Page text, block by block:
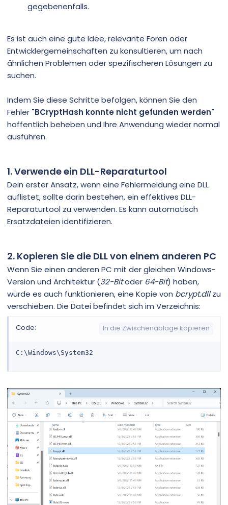
gegebenenfalls.
Es ist auch eine gute Idee, relevante Foren oder
Entwicklergemeinschaften zu konsultieren, um nach
ähnlichen Problemen oder spezifischeren Lösungen zu
suchen.
Indem Sie diese Schritte befolgen, können Sie den
Fehler "BCryptHash konnte nicht gefunden werden"
hoffentlich beheben und Ihre Anwendung wieder normal
ausführen.
1. Verwende ein DLL-Reparaturtool
Dein erster Ansatz, wenn eine Fehlermeldung eine DLL
auflistet, sollte darin bestehen, ein effektives DLL-
Reparaturtool zu verwenden. Es kann automatisch
Ersatzdateien identifizieren.
2. Kopieren Sie die DLL von einem anderen PC
Wenn Sie einen anderen PC mit der gleichen Windows-
Version und Architektur (32-Bitoder 64-Bit) haben,
würde es auch funktionieren, eine Kopie von bcrypt.dllzu
verschieben. Die Datei befindet sich im Verzeichnis:
Code: In die Zwischenablage kopieren
C:\Windows\System32